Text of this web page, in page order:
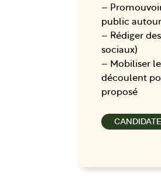
–
public
– Rédiger
sociaux)
– Mobiliser
découlent
proposé